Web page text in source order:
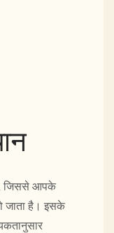
जिससे आपके
जाता है। इसके